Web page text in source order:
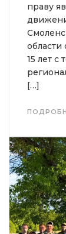
праву
области
15 лет с
[…]